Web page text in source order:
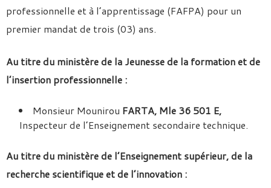
professionnelle et à l’apprentissage (FAFPA) pour un
premier mandat de trois (03) ans.
Au titre du ministère de la Jeunesse de la formation et de
l’insertion professionnelle :
Monsieur Mounirou FARTA, Mle 36 501 E,
Inspecteur de l’Enseignement secondaire technique.
Au titre du ministère de l’Enseignement supérieur, de la
recherche scientifique et de l’innovation :